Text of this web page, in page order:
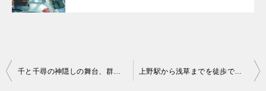
投
千と千尋の神隠しの舞台、群馬の四万温泉、積善館本館を見てきた。 上野駅から浅草までを徒歩で行くルート紹介